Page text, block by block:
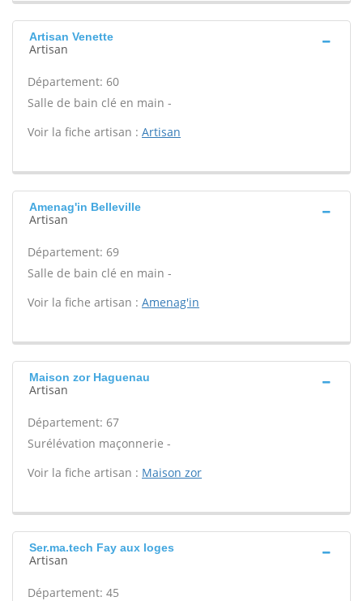
Artisan Venette
Artisan
Département: 60
Salle de bain clé en main -
Voir la fiche artisan : Artisan
Amenag'in Belleville
Artisan
Département: 69
Salle de bain clé en main -
Voir la fiche artisan : Amenag'in
Maison zor Haguenau
Artisan
Département: 67
Surélévation maçonnerie -
Voir la fiche artisan : Maison zor
Ser.ma.tech Fay aux loges
Artisan
Département: 45